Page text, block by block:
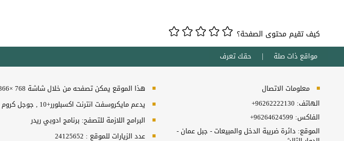
كيف تقيم محتوى الصفحة؟
مواقع ذات صلة حقك تعرف
معلومات الاتصال
الهاتف: +96262222130
الفاكس: +96264624599
الموقع: دائرة ضريبة الدخل والمبيعات - جبل عمان -
هذا الموقع يمكن تصفحه من خلال شاشة 768 ×1366
يدعم مايكروسفت انترنت اكسبلورر+10 , جوجل كروم , فاير بوكس , سفاري
البرامج اللازمة للتصفح: برنامج ادوبي ريدر
عدد الزيارات للموقع : 24125652